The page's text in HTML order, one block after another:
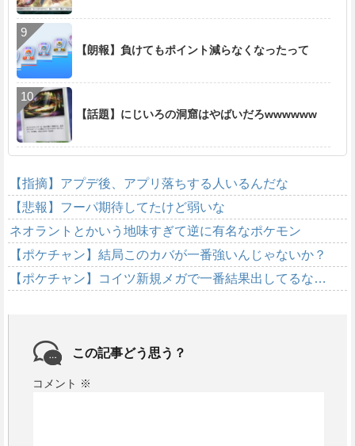
【朗報】負けてもポイント減らなくなったって
【話題】にじいろの洞窟はやばいだろwwwwww
【指摘】アプデ後、アプリ落ちする人いるんだな
【悲報】フーパ期待してたけど弱いな
ネオラントとかいう地味すぎて逆に有名なポケモン
【ポケチャン】結局このカバが一番強いんじゃないか？
【ポケチャン】コイツ新規メガで一番結果出してるな…
この記事どう思う？
コメント ※